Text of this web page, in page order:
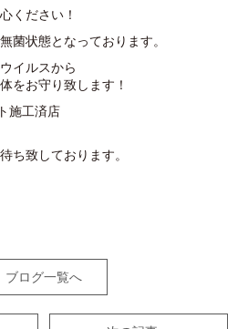
ください！
菌状態となっております。
イルスから
をお守り致します！
施工済店
ち致しております。
ブログ一覧へ